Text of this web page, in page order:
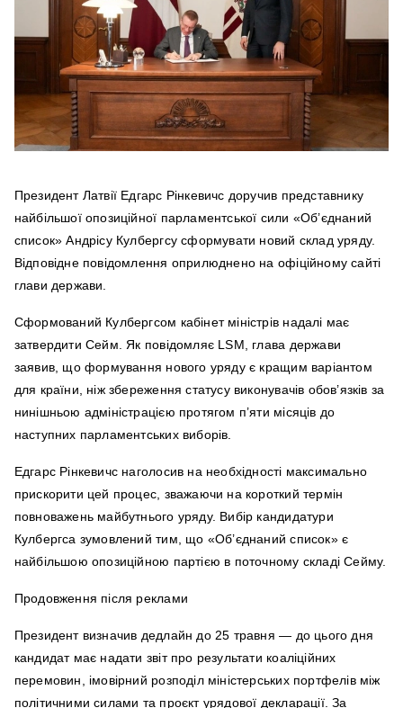
Президент Латвії Едгарс Рінкевичс доручив представнику
найбільшої опозиційної парламентської сили «Об’єднаний
список» Андрісу Кулбергсу сформувати новий склад уряду.
Відповідне повідомлення оприлюднено на офіційному сайті
глави держави.
Сформований Кулбергсом кабінет міністрів надалі має
затвердити Сейм. Як повідомляє LSM, глава держави
заявив, що формування нового уряду є кращим варіантом
для країни, ніж збереження статусу виконувачів обов’язків за
нинішньою адміністрацією протягом п’яти місяців до
наступних парламентських виборів.
Едгарс Рінкевичс наголосив на необхідності максимально
прискорити цей процес, зважаючи на короткий термін
повноважень майбутнього уряду. Вибір кандидатури
Кулбергса зумовлений тим, що «Об’єднаний список» є
найбільшою опозиційною партією в поточному складі Сейму.
Продовження після реклами
Президент визначив дедлайн до 25 травня — до цього дня
кандидат має надати звіт про результати коаліційних
перемовин, імовірний розподіл міністерських портфелів між
політичними силами та проєкт урядової декларації. За